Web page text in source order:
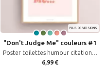
PLUS DE VERSIONS
"Don't Judge Me" couleurs #1
6,99 €